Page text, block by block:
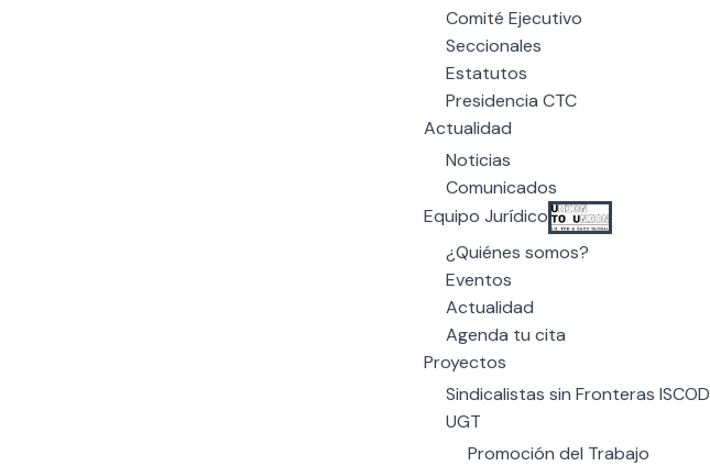
Comité Ejecutivo
Seccionales
Estatutos
Presidencia CTC
Actualidad
Noticias
Comunicados
Equipo Jurídico
¿Quiénes somos?
Eventos
Actualidad
Agenda tu cita
Proyectos
Sindicalistas sin Fronteras ISCOD
UGT
Promoción del Trabajo